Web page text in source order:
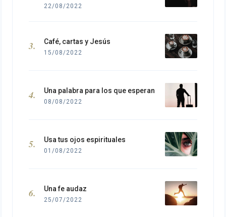
22/08/2022
Café, cartas y Jesús
15/08/2022
Una palabra para los que esperan
08/08/2022
Usa tus ojos espirituales
01/08/2022
Una fe audaz
25/07/2022